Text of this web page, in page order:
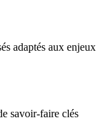
adaptés aux enjeux
savoir-faire clés